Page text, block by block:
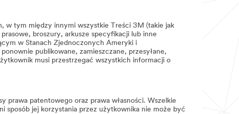
w tym między innymi wszystkie Treści 3M (takie jak
broszury, arkusze specyfikacji lub inne
w Stanach Zjednoczonych Ameryki i
publikowane, zamieszczane, przesyłane,
musi przestrzegać wszystkich informacji o
prawa patentowego oraz prawa własności. Wszelkie
sposób jej korzystania przez użytkownika nie może być